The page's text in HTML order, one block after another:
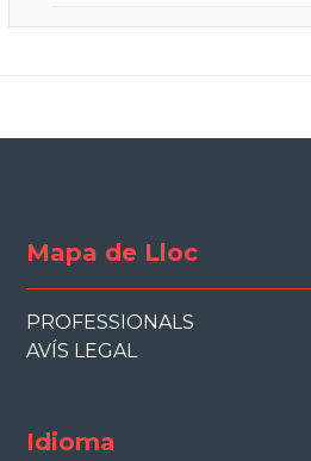
Mapa de Lloc
PROFESSIONALS
AVÍS LEGAL
Idioma